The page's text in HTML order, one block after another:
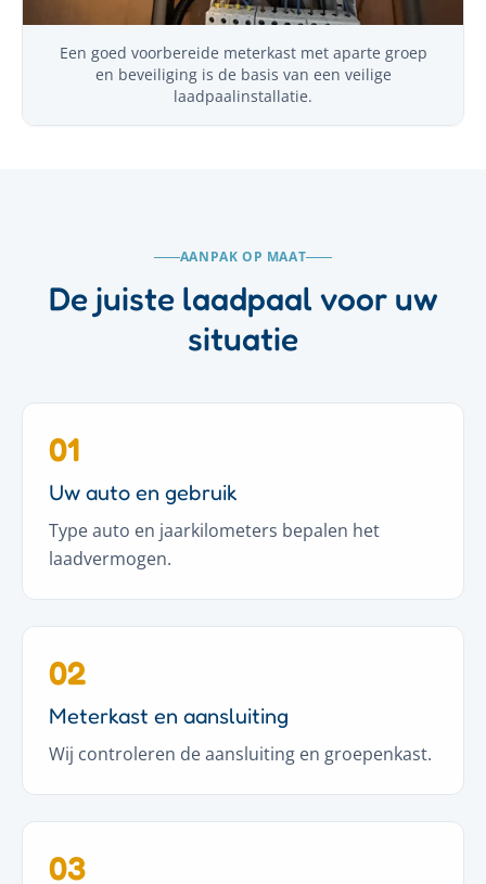
Een goed voorbereide meterkast met aparte groep
en beveiliging is de basis van een veilige
laadpaalinstallatie.
AANPAK OP MAAT
De juiste laadpaal voor uw
situatie
01
Uw auto en gebruik
Type auto en jaarkilometers bepalen het
laadvermogen.
02
Meterkast en aansluiting
Wij controleren de aansluiting en groepenkast.
03